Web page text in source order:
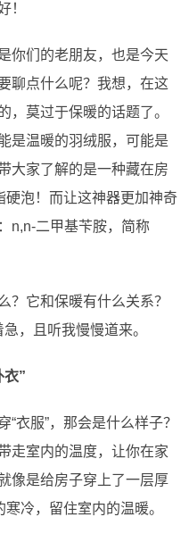
！
你们的老朋友，也是今天
聊点什么呢？我想，在这
，莫过于保暖的话题了。
是温暖的羽绒服，可能是
大家了解的是一种藏在房
泡！而让这神器更加神奇
n,n-二甲基苄胺，简称
？它和保暖有什么关系？
，且听我慢慢道来。
衣”
衣服”，那会是什么样子？
走室内的温度，让你在家
像是给房子穿上了一层厚
冷，留住室内的温暖。